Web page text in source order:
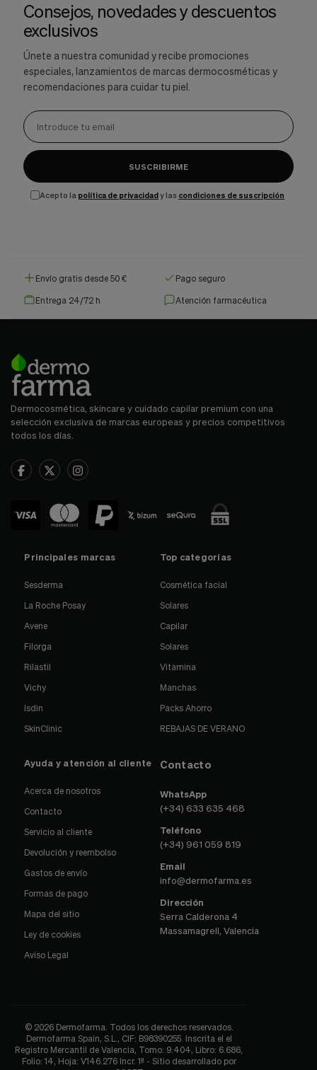
Consejos, novedades y descuentos
exclusivos
Únete a nuestra comunidad y recibe promociones
especiales, lanzamientos de marcas dermocosméticas y
recomendaciones para cuidar tu piel.
SUSCRIBIRME
Acepto la política de privacidady las condiciones de suscripción
Envío gratis desde 50 € Pago seguro
Entrega 24/72 h Atención farmacéutica
Dermocosmética, skincare y cuidado capilar premium con una
selección exclusiva de marcas europeas y precios competitivos
todos los días.
Principales marcas
Sesderma
La Roche Posay
Avene
Filorga
Rilastil
Vichy
Isdin
SkinClinic
Top categorías
Cosmética facial
Solares
Capilar
Solares
Vitamina
Manchas
Packs Ahorro
REBAJAS DE VERANO
Ayuda y atención al cliente
Acerca de nosotros
Contacto
Servicio al cliente
Devolución y reembolso
Gastos de envío
Formas de pago
Mapa del sitio
Ley de cookies
Aviso Legal
Contacto
WhatsApp
(+34) 633 635 468
Teléfono
(+34) 961 059 819
Email
info@dermofarma.es
Dirección
Serra Calderona 4
Massamagrell, Valencia
© 2026 Dermofarma. Todos los derechos reservados.
Dermofarma Spain, S.L., CIF: B98390255. Inscrita el el
Registro Mercantil de Valencia, Tomo: 9.404, Libro: 6.686,
Folio: 14, Hoja: V146.276 Incr. 1ª - Sitio desarrollado por